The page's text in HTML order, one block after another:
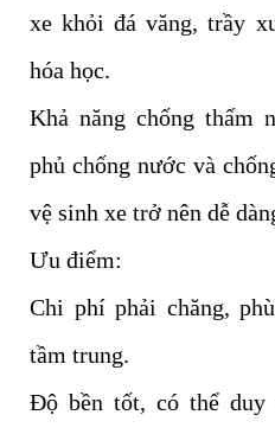
xe khỏi đá văng, trầy
hóa học.
Khả năng chống thấm
phủ chống nước và
vệ sinh xe trở nên dễ
Ưu điểm:
Chi phí phải chăng,
tầm trung.
Độ bền tốt, có thể duy